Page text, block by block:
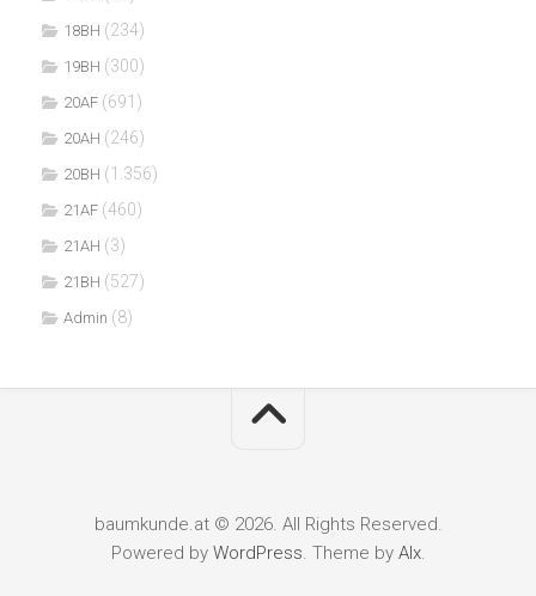
18BH (234)
19BH (300)
20AF (691)
20AH (246)
20BH (1.356)
21AF (460)
21AH (3)
21BH (527)
Admin (8)
baumkunde.at © 2026. All Rights Reserved.
Powered by WordPress. Theme by Alx.